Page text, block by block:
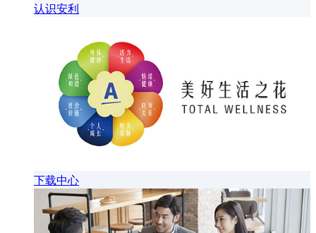
认识安利
下载中心